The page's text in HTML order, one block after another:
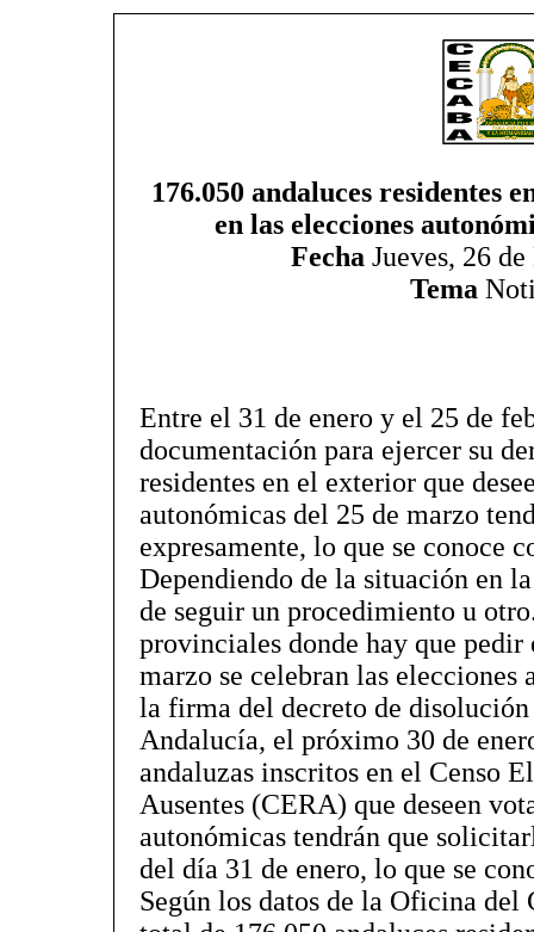
176.050 andaluces residentes
en las elecciones
Fecha Jueves, 26
Tema
Entre el 31 de enero y el 25 de
documentación para ejercer su
residentes en el exterior que
autonómicas del 25 de marzo
expresamente, lo que se conoce
Dependiendo de la situación en
de seguir un procedimiento u
provinciales donde hay que
marzo se celebran las elecciones
la firma del decreto de
Andalucía, el próximo 30 de
andaluzas inscritos en el Censo
Ausentes (CERA) que deseen
autonómicas tendrán que
del día 31 de enero, lo que se
Según los datos de la Oficina